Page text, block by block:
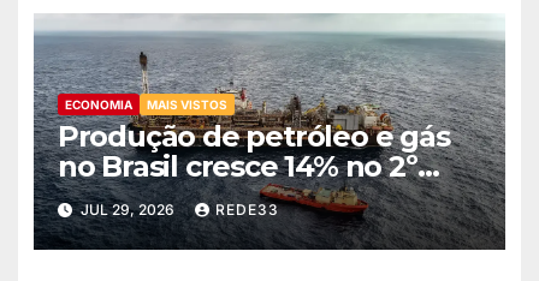
ECONOMIA MAIS VISTOS
Produção de petróleo e gás
no Brasil cresce 14% no 2º
trimestre
JUL 29, 2026 REDE33